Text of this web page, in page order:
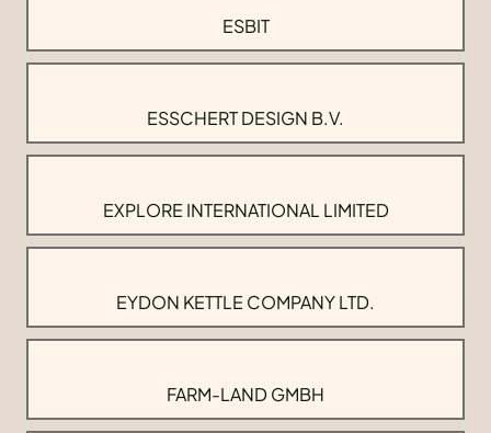
ESBIT
ESSCHERT DESIGN B.V.
EXPLORE INTERNATIONAL LIMITED
EYDON KETTLE COMPANY LTD.
FARM-LAND GMBH